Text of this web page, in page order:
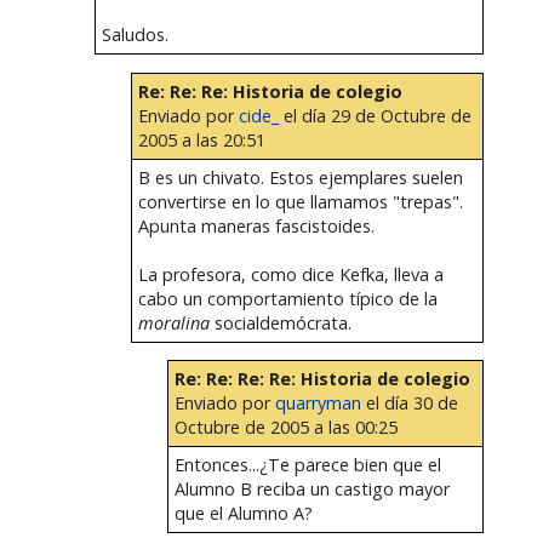
Saludos.
Re: Re: Re: Historia de colegio
Enviado porcide_ el día 29 de Octubre de
2005 a las 20:51
B es un chivato. Estos ejemplares suelen
convertirse en lo que llamamos "trepas".
Apunta maneras fascistoides.
La profesora, como dice Kefka, lleva a
cabo un comportamiento típico de la
moralinasocialdemócrata.
Re: Re: Re: Re: Historia de colegio
Enviado porquarryman el día 30 de
Octubre de 2005 a las 00:25
Entonces...¿Te parece bien que el
Alumno B reciba un castigo mayor
que el Alumno A?